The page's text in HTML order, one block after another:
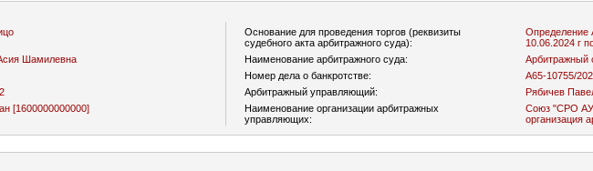
Основание для проведения торгов (реквизиты
судебного акта арбитражного суда):
Определение
10.06.2024 г
Шамилевна Наименование арбитражного суда:
Арбитражный
Номер дела о банкротстве:
А65-10755/
Арбитражный управляющий:
Рябичев
[1600000000000]
Наименование организации арбитражных
управляющих:
Союз "СРО АУ
организация